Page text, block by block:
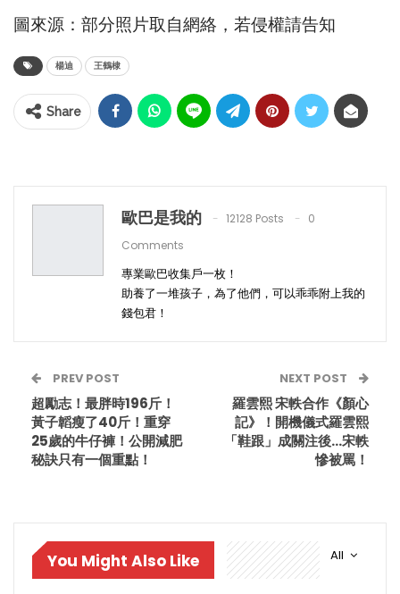
圖來源：部分照片取自網絡，若侵權請告知
楊迪 王鶴棣
Share
歐巴是我的 12128 Posts
0
Comments
專業歐巴收集戶一枚！
助養了一堆孩子，為了他們，可以乖乖附上我的
錢包君！
PREV POST
超勵志！最胖時196斤！
黃子韜瘦了40斤！重穿
25歲的牛仔褲！公開減肥
秘訣只有一個重點！
NEXT POST
羅雲熙 宋軼合作《顏心
記》！開機儀式羅雲熙
「鞋跟」成關注後…宋軼
慘被罵！
All
You Might Also Like